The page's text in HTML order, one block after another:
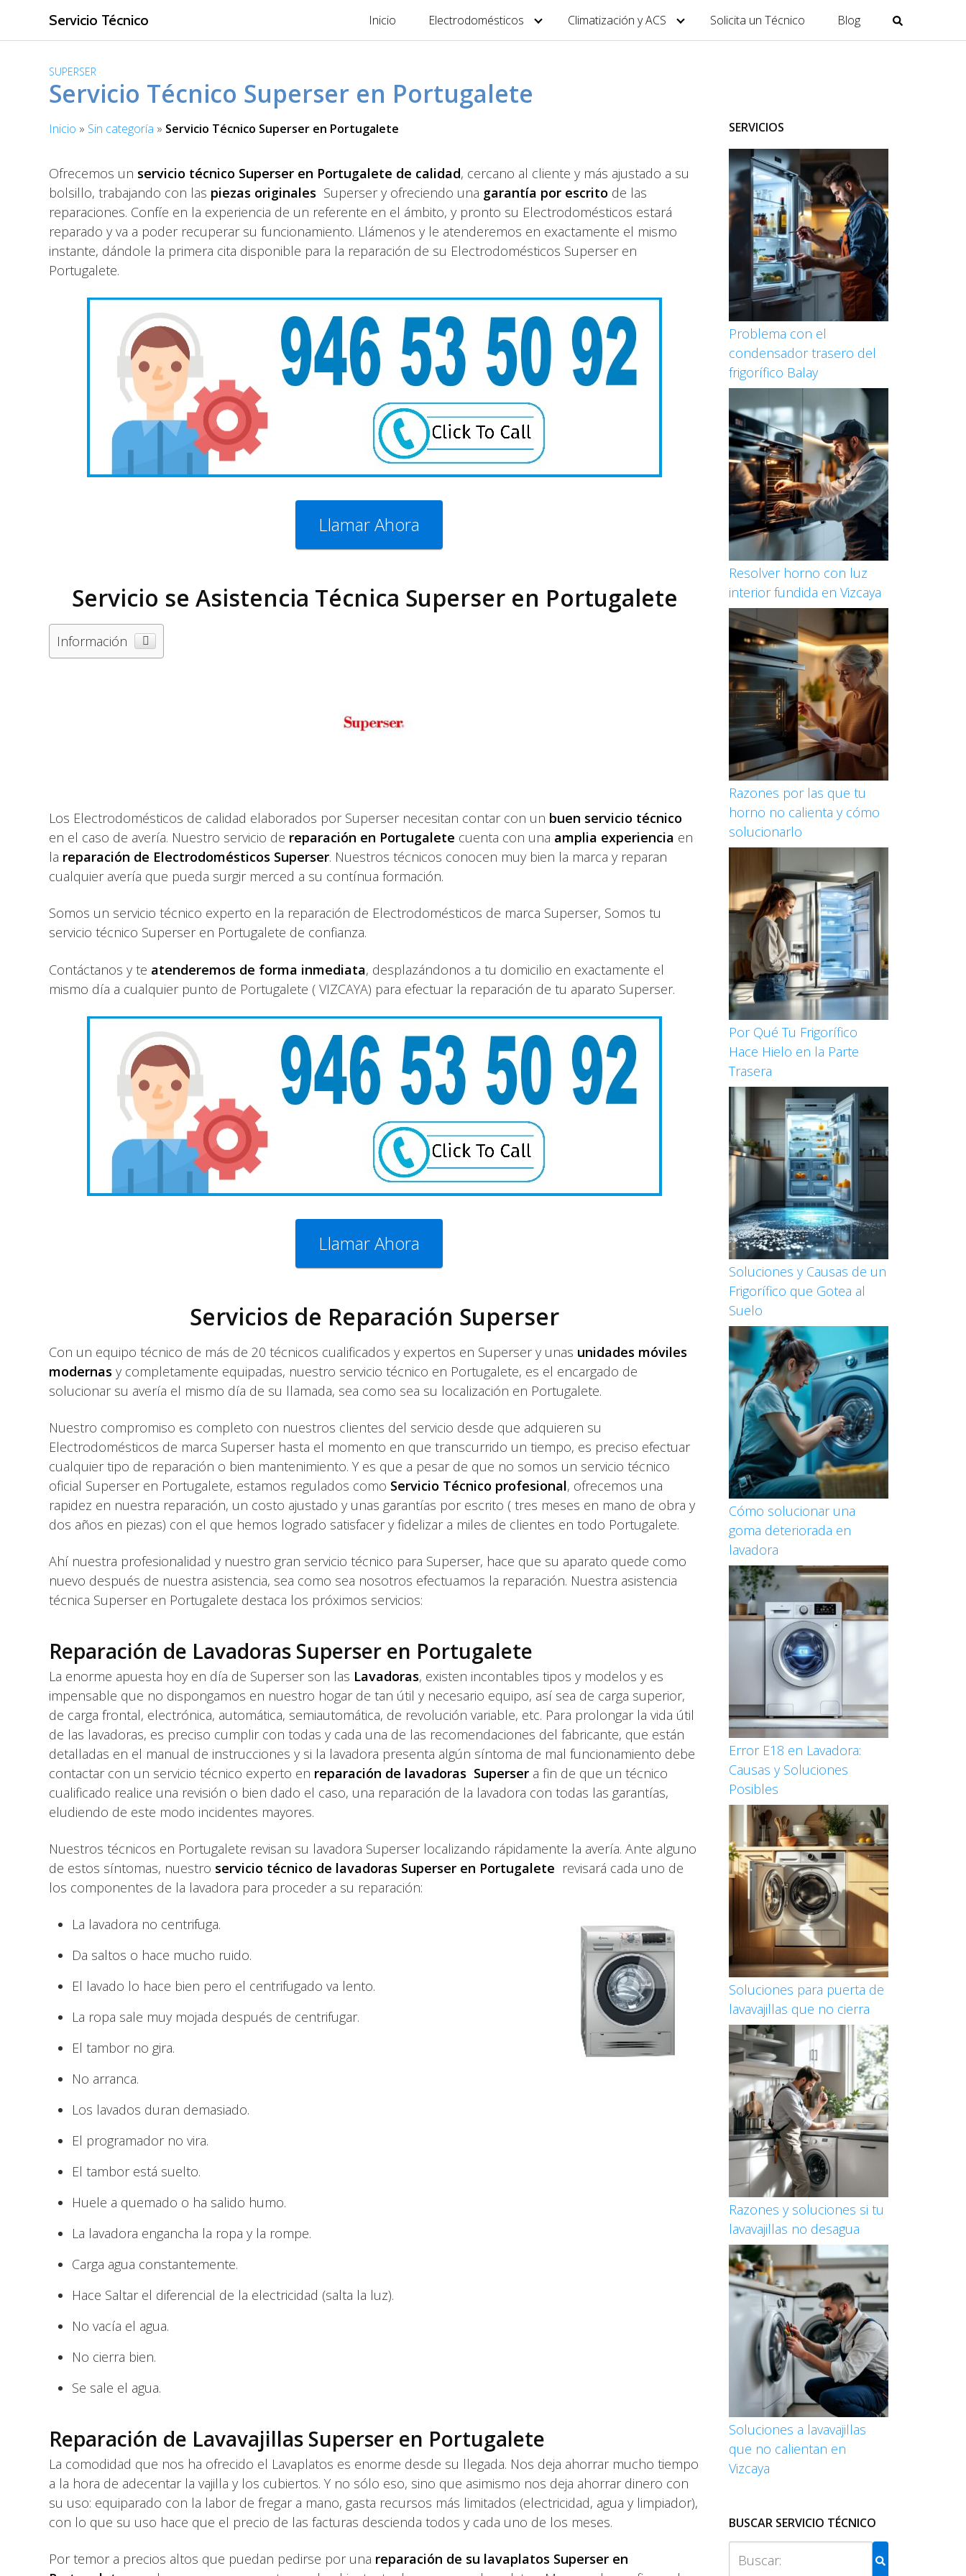
l
Servicio Técnico Inicio Electrodomésticos Climatización y ACS Solicita un Técnico Blog
SUPERSER
Servicio Técnico Superser en Portugalete
Inicio » Sin categoría » Servicio Técnico Superser en Portugalete
Ofrecemos un servicio técnico Superser en Portugalete de calidad, cercano al cliente y más ajustado a su
bolsillo, trabajando con las piezas originales Superser y ofreciendo una garantía por escrito de las
reparaciones. Confíe en la experiencia de un referente en el ámbito, y pronto su Electrodomésticos estará
reparado y va a poder recuperar su funcionamiento. Llámenos y le atenderemos en exactamente el mismo
instante, dándole la primera cita disponible para la reparación de su Electrodomésticos Superser en
Portugalete.
Llamar Ahora
Servicio se Asistencia Técnica Superser en Portugalete
Información
Los Electrodomésticos de calidad elaborados por Superser necesitan contar con un buen servicio técnico
en el caso de avería. Nuestro servicio de reparación en Portugalete cuenta con una amplia experiencia en
la reparación de Electrodomésticos Superser. Nuestros técnicos conocen muy bien la marca y reparan
cualquier avería que pueda surgir merced a su contínua formación.
Somos un servicio técnico experto en la reparación de Electrodomésticos de marca Superser, Somos tu
servicio técnico Superser en Portugalete de confianza.
Contáctanos y te atenderemos de forma inmediata, desplazándonos a tu domicilio en exactamente el
mismo día a cualquier punto de Portugalete ( VIZCAYA) para efectuar la reparación de tu aparato Superser.
Llamar Ahora
Servicios de Reparación Superser
Con un equipo técnico de más de 20 técnicos cualificados y expertos en Superser y unas unidades móviles
modernas y completamente equipadas, nuestro servicio técnico en Portugalete, es el encargado de
solucionar su avería el mismo día de su llamada, sea como sea su localización en Portugalete.
Nuestro compromiso es completo con nuestros clientes del servicio desde que adquieren su
Electrodomésticos de marca Superser hasta el momento en que transcurrido un tiempo, es preciso efectuar
cualquier tipo de reparación o bien mantenimiento. Y es que a pesar de que no somos un servicio técnico
oficial Superser en Portugalete, estamos regulados como Servicio Técnico profesional, ofrecemos una
rapidez en nuestra reparación, un costo ajustado y unas garantías por escrito ( tres meses en mano de obra y
dos años en piezas) con el que hemos logrado satisfacer y fidelizar a miles de clientes en todo Portugalete.
Ahí nuestra profesionalidad y nuestro gran servicio técnico para Superser, hace que su aparato quede como
nuevo después de nuestra asistencia, sea como sea nosotros efectuamos la reparación. Nuestra asistencia
técnica Superser en Portugalete destaca los próximos servicios:
Reparación de Lavadoras Superser en Portugalete
La enorme apuesta hoy en día de Superser son las Lavadoras, existen incontables tipos y modelos y es
impensable que no dispongamos en nuestro hogar de tan útil y necesario equipo, así sea de carga superior,
de carga frontal, electrónica, automática, semiautomática, de revolución variable, etc. Para prolongar la vida útil
de las lavadoras, es preciso cumplir con todas y cada una de las recomendaciones del fabricante, que están
detalladas en el manual de instrucciones y si la lavadora presenta algún síntoma de mal funcionamiento debe
contactar con un servicio técnico experto en reparación de lavadoras Superser a fin de que un técnico
cualificado realice una revisión o bien dado el caso, una reparación de la lavadora con todas las garantías,
eludiendo de este modo incidentes mayores.
Nuestros técnicos en Portugalete revisan su lavadora Superser localizando rápidamente la avería. Ante alguno
de estos síntomas, nuestro servicio técnico de lavadoras Superser en Portugalete revisará cada uno de
los componentes de la lavadora para proceder a su reparación:
La lavadora no centrifuga.
Da saltos o hace mucho ruido.
El lavado lo hace bien pero el centrifugado va lento.
La ropa sale muy mojada después de centrifugar.
El tambor no gira.
No arranca.
Los lavados duran demasiado.
El programador no vira.
El tambor está suelto.
Huele a quemado o ha salido humo.
La lavadora engancha la ropa y la rompe.
Carga agua constantemente.
Hace Saltar el diferencial de la electricidad (salta la luz).
No vacía el agua.
No cierra bien.
Se sale el agua.
Reparación de Lavavajillas Superser en Portugalete
La comodidad que nos ha ofrecido el Lavaplatos es enorme desde su llegada. Nos deja ahorrar mucho tiempo
a la hora de adecentar la vajilla y los cubiertos. Y no sólo eso, sino que asimismo nos deja ahorrar dinero con
su uso: equiparado con la labor de fregar a mano, gasta recursos más limitados (electricidad, agua y limpiador),
con lo que su uso hace que el precio de las facturas descienda todos y cada uno de los meses.
Por temor a precios altos que puedan pedirse por una reparación de su lavaplatos Superser en
SERVICIOS
Problema con el
condensador trasero del
frigorífico Balay
Resolver horno con luz
interior fundida en Vizcaya
Razones por las que tu
horno no calienta y cómo
solucionarlo
Por Qué Tu Frigorífico
Hace Hielo en la Parte
Trasera
Soluciones y Causas de un
Frigorífico que Gotea al
Suelo
Cómo solucionar una
goma deteriorada en
lavadora
Error E18 en Lavadora:
Causas y Soluciones
Posibles
Soluciones para puerta de
lavavajillas que no cierra
Razones y soluciones si tu
lavavajillas no desagua
Soluciones a lavavajillas
que no calientan en
Vizcaya
BUSCAR SERVICIO TÉCNICO